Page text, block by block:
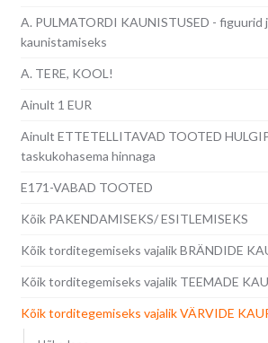
A. PULMATORDI KAUNISTUSED - figuurid
kaunistamiseks
A. TERE, KOOL!
Ainult 1 EUR
Ainult ETTETELLITAVAD TOOTED
taskukohasema hinnaga
E171-VABAD TOOTED
Kõik PAKENDAMISEKS/ ESITLEMISEKS
Kõik torditegemiseks vajalik BRÄNDIDE
Kõik torditegemiseks vajalik TEEMADE
Kõik torditegemiseks vajalik VÄRVIDE